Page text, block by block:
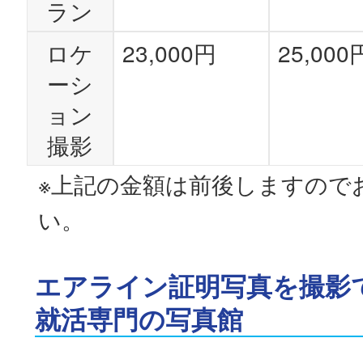
ラン
ロケ
ーシ
ョン
撮影
23,000円 25,000
※上記の金額は前後しますの
い。
エアライン証明写真を撮影
就活専門の写真館